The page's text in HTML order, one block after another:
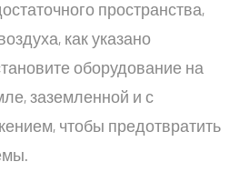
пространства,
как указано
оборудование на
заземленной и с
чтобы предотвратить